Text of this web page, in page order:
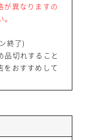
が異なりますの
終了)
品切れすること
をおすすめして